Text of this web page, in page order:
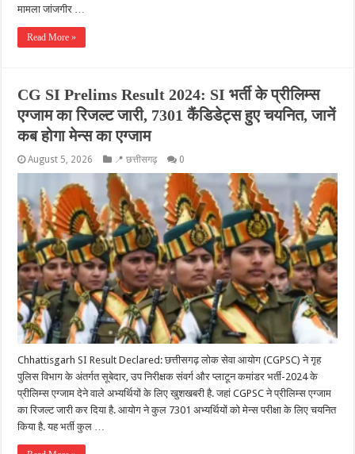
मामला जांजगीर …
Read More »
CG SI Prelims Result 2024: SI भर्ती के प्रीलिम्स
एग्जाम का रिजल्ट जारी, 7301 कैंडिडेट्स हुए चयनित, जानें
कब होगा मेन्स का एग्जाम
August 5, 2026 📍 छत्तीसगढ़ 0
Chhattisgarh SI Result Declared: छत्तीसगढ़ लोक सेवा आयोग (CGPSC) ने गृह
पुलिस विभाग के अंतर्गत सूबेदार, उप निरीक्षक संवर्ग और प्लाटून कमांडर भर्ती-2024 के
प्रीलिम्स एग्जाम देने वाले अभ्यर्थियों के लिए खुशखबरी है. जहां CGPSC ने प्रीलिम्स एग्जाम
का रिजल्ट जारी कर दिया है. आयोग ने कुल 7301 अभ्यर्थियों को मेन्स परीक्षा के लिए चयनित
किया है. यह भर्ती कुल …